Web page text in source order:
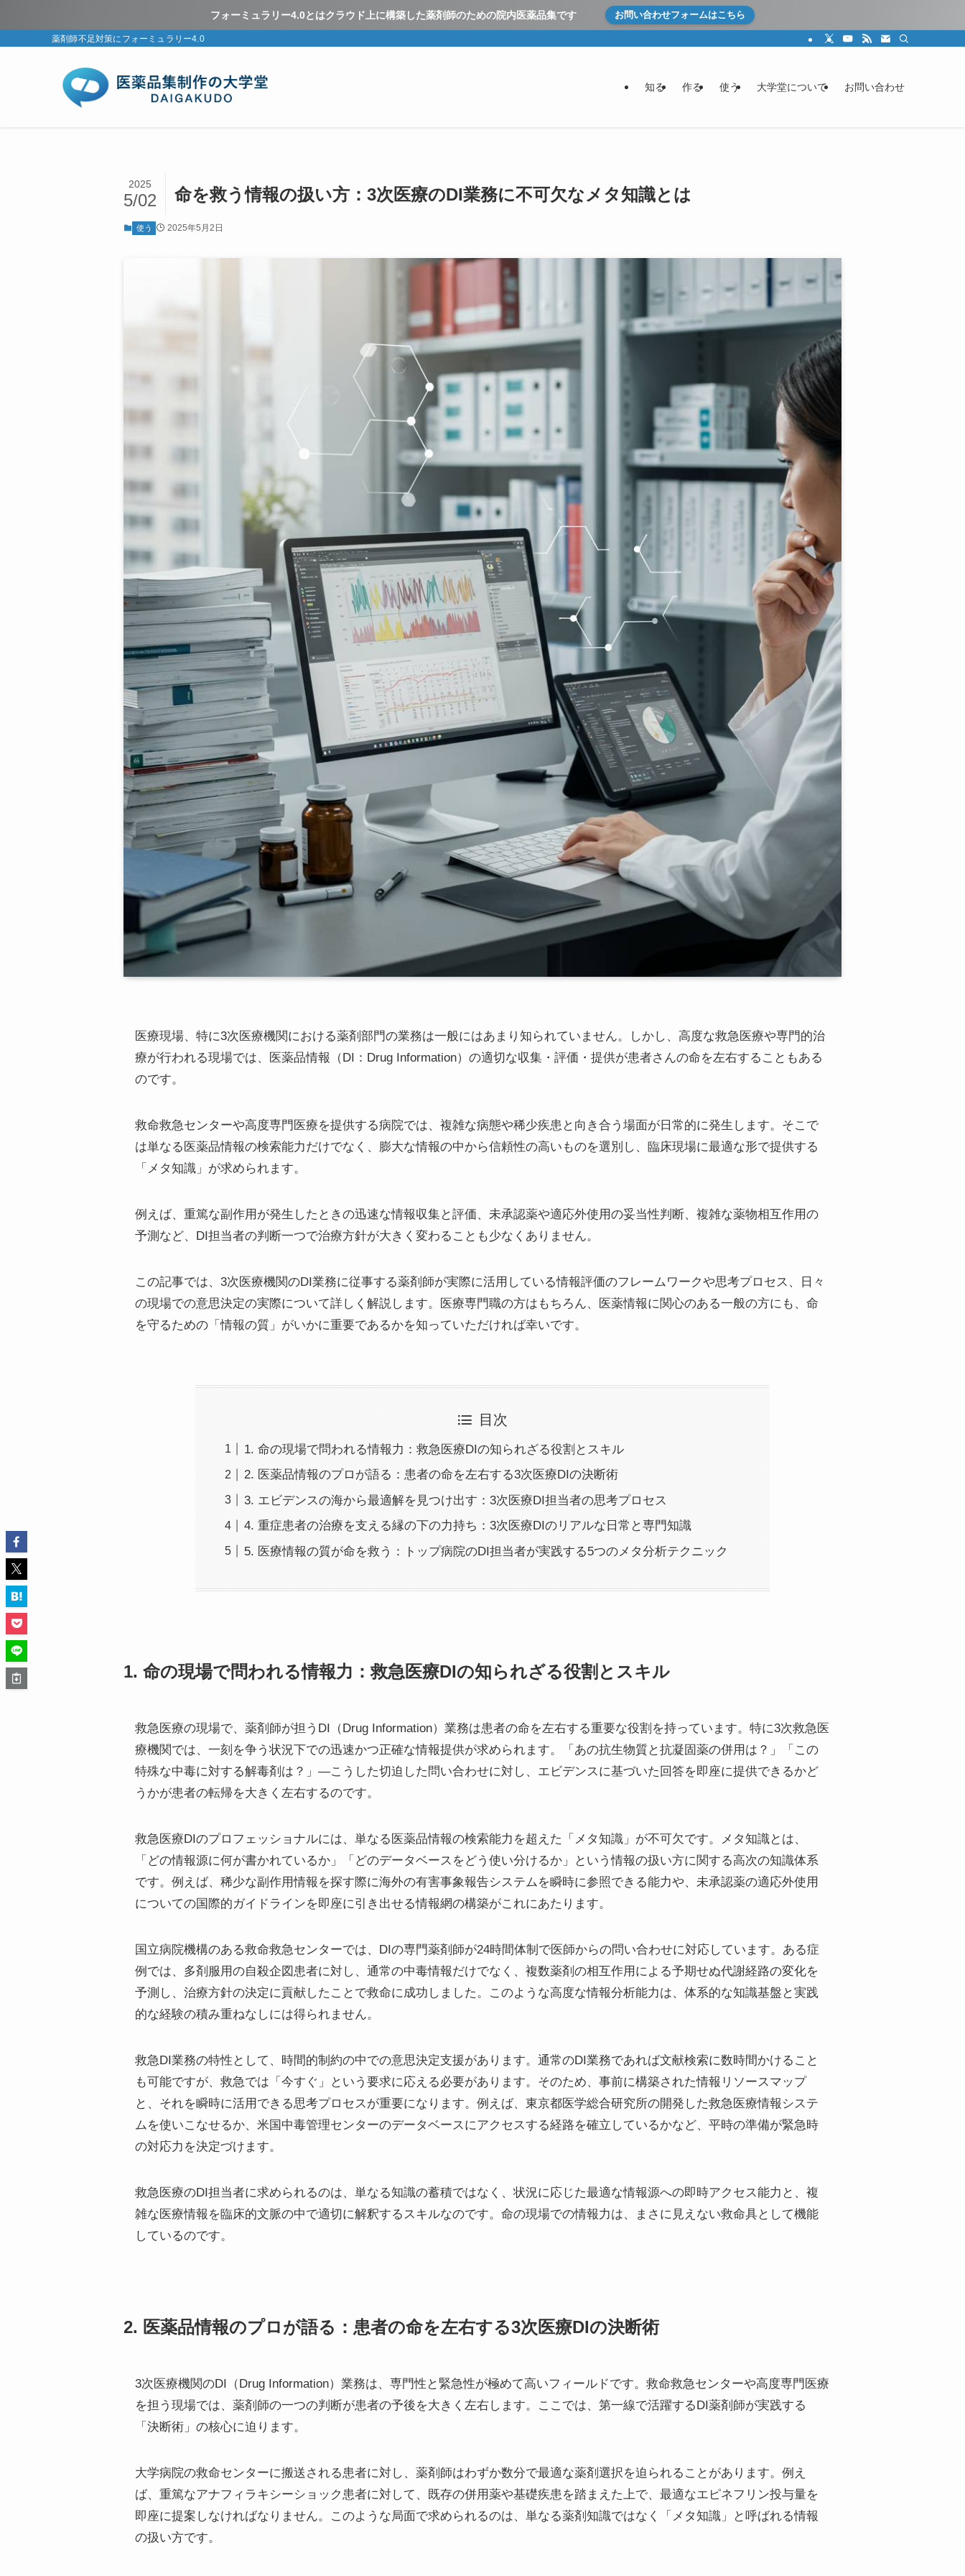
フォーミュラリー4.0とはクラウド上に構築した薬剤師のための院内医薬品集です お問い合わせフォームはこちら
薬剤師不足対策にフォーミュラリー4.0
知る 作る 使う 大学堂について お問い合わせ
命を救う情報の扱い方：3次医療のDI業務に不可欠なメタ知識とは
2025
5/02
使う 2025年5月2日
医療現場、特に3次医療機関における薬剤部門の業務は一般にはあまり知られていません。しかし、高度な救急医療や専門的治
療が行われる現場では、医薬品情報（DI：Drug Information）の適切な収集・評価・提供が患者さんの命を左右することもある
のです。
救命救急センターや高度専門医療を提供する病院では、複雑な病態や稀少疾患と向き合う場面が日常的に発生します。そこで
は単なる医薬品情報の検索能力だけでなく、膨大な情報の中から信頼性の高いものを選別し、臨床現場に最適な形で提供する
「メタ知識」が求められます。
例えば、重篤な副作用が発生したときの迅速な情報収集と評価、未承認薬や適応外使用の妥当性判断、複雑な薬物相互作用の
予測など、DI担当者の判断一つで治療方針が大きく変わることも少なくありません。
この記事では、3次医療機関のDI業務に従事する薬剤師が実際に活用している情報評価のフレームワークや思考プロセス、日々
の現場での意思決定の実際について詳しく解説します。医療専門職の方はもちろん、医薬情報に関心のある一般の方にも、命
を守るための「情報の質」がいかに重要であるかを知っていただければ幸いです。
目次
1. 命の現場で問われる情報力：救急医療DIの知られざる役割とスキル
2. 医薬品情報のプロが語る：患者の命を左右する3次医療DIの決断術
3. エビデンスの海から最適解を見つけ出す：3次医療DI担当者の思考プロセス
4. 重症患者の治療を支える縁の下の力持ち：3次医療DIのリアルな日常と専門知識
5. 医療情報の質が命を救う：トップ病院のDI担当者が実践する5つのメタ分析テクニック
1. 命の現場で問われる情報力：救急医療DIの知られざる役割とスキル
救急医療の現場で、薬剤師が担うDI（Drug Information）業務は患者の命を左右する重要な役割を持っています。特に3次救急医
療機関では、一刻を争う状況下での迅速かつ正確な情報提供が求められます。「あの抗生物質と抗凝固薬の併用は？」「この
特殊な中毒に対する解毒剤は？」—こうした切迫した問い合わせに対し、エビデンスに基づいた回答を即座に提供できるかど
うかが患者の転帰を大きく左右するのです。
救急医療DIのプロフェッショナルには、単なる医薬品情報の検索能力を超えた「メタ知識」が不可欠です。メタ知識とは、
「どの情報源に何が書かれているか」「どのデータベースをどう使い分けるか」という情報の扱い方に関する高次の知識体系
です。例えば、稀少な副作用情報を探す際に海外の有害事象報告システムを瞬時に参照できる能力や、未承認薬の適応外使用
についての国際的ガイドラインを即座に引き出せる情報網の構築がこれにあたります。
国立病院機構のある救命救急センターでは、DIの専門薬剤師が24時間体制で医師からの問い合わせに対応しています。ある症
例では、多剤服用の自殺企図患者に対し、通常の中毒情報だけでなく、複数薬剤の相互作用による予期せぬ代謝経路の変化を
予測し、治療方針の決定に貢献したことで救命に成功しました。このような高度な情報分析能力は、体系的な知識基盤と実践
的な経験の積み重ねなしには得られません。
救急DI業務の特性として、時間的制約の中での意思決定支援があります。通常のDI業務であれば文献検索に数時間かけること
も可能ですが、救急では「今すぐ」という要求に応える必要があります。そのため、事前に構築された情報リソースマップ
と、それを瞬時に活用できる思考プロセスが重要になります。例えば、東京都医学総合研究所の開発した救急医療情報システ
ムを使いこなせるか、米国中毒管理センターのデータベースにアクセスする経路を確立しているかなど、平時の準備が緊急時
の対応力を決定づけます。
救急医療のDI担当者に求められるのは、単なる知識の蓄積ではなく、状況に応じた最適な情報源への即時アクセス能力と、複
雑な医療情報を臨床的文脈の中で適切に解釈するスキルなのです。命の現場での情報力は、まさに見えない救命具として機能
しているのです。
2. 医薬品情報のプロが語る：患者の命を左右する3次医療DIの決断術
3次医療機関のDI（Drug Information）業務は、専門性と緊急性が極めて高いフィールドです。救命救急センターや高度専門医療
を担う現場では、薬剤師の一つの判断が患者の予後を大きく左右します。ここでは、第一線で活躍するDI薬剤師が実践する
「決断術」の核心に迫ります。
大学病院の救命センターに搬送される患者に対し、薬剤師はわずか数分で最適な薬剤選択を迫られることがあります。例え
ば、重篤なアナフィラキシーショック患者に対して、既存の併用薬や基礎疾患を踏まえた上で、最適なエピネフリン投与量を
即座に提案しなければなりません。このような局面で求められるのは、単なる薬剤知識ではなく「メタ知識」と呼ばれる情報
の扱い方です。